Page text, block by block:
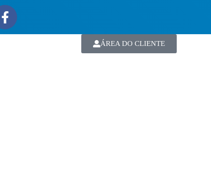
ÁREA DO CLIENTE